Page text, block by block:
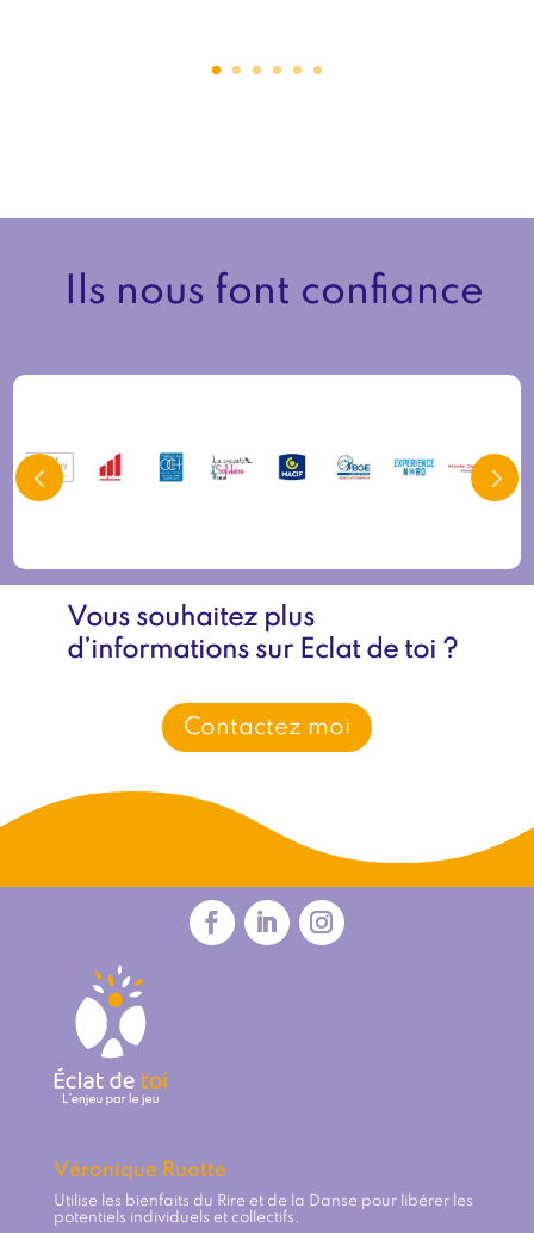
Ils nous font confiance
Vous souhaitez plus
d’informations sur Eclat de toi ?
Contactez moi
Véronique Ruotte
Utilise les bienfaits du Rire et de la Danse pour libérer les
potentiels individuels et collectifs.